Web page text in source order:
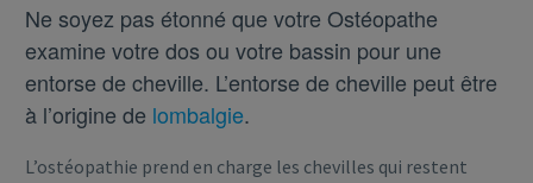
Ne soyez pas étonné que votre Ostéopathe
examine votre dos ou votre bassin pour une
entorse de cheville. L’entorse de cheville peut être
à l’origine de lombalgie.
L’ostéopathie prend en charge les chevilles qui restent